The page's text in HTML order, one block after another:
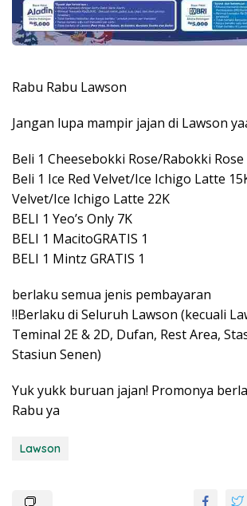
Rabu Rabu Lawson
Jangan lupa mampir jajan di Lawson
Beli 1 Cheesebokki Rose/Rabokki Rose
Beli 1 Ice Red Velvet/Ice Ichigo Latte
Velvet/Ice Ichigo Latte 22K
BELI 1 Yeo’s Only 7K
BELI 1 MacitoGRATIS 1
BELI 1 Mintz GRATIS 1
berlaku semua jenis pembayaran
‼Berlaku di Seluruh Lawson (kecuali
Teminal 2E & 2D, Dufan, Rest Area,
Stasiun Senen)
Yuk yukk buruan jajan! Promonya
Rabu ya
Lawson